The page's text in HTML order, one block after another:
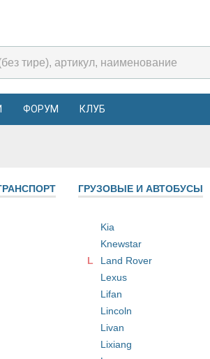
ФОРУМ КЛУБ
ГРУЗОВЫЕ И АВТОБУСЫ
Kia
Knewstar
L
Land Rover
Lexus
Lifan
Lincoln
Livan
Lixiang